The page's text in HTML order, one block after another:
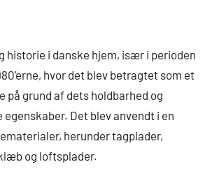
historie i danske hjem, især i perioden
hvor det blev betragtet som et
på grund af dets holdbarhed og
Det blev anvendt i en
herunder tagplader,
og loftsplader.